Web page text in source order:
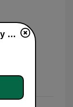
Blues Radio у прямому ефір